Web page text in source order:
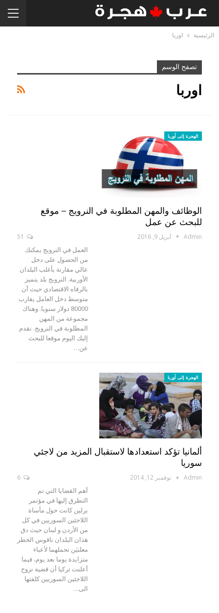
الرئيسية اوربا
تصفح الوسم
اوربا
الهجرة إلى أوربا
الوظائف والمهن المطلوبة في النرويج – موقع
للبحث عن عمل
Admin أبريل 9, 2016
العمل في النرويج يمكنك
من الحصول على دخل
عالي مقارنة بأغلب البلدان
الأوربية. النرويج بلد يتميز
بالرفاه الاقتصادي حيث أن
متوسط دخل العامل يقارب
80000 دولار سنويا. وهناك
مجموعة من المهن
المطلوبة في النرويج. نقدم
إليك اليوم موقعا للبحث
عن…
الهجرة إلى أوربا
ألمانيا تؤكد استعدادها لاستقبال المزيد من لاجئي
سوريا
Admin نوفمبر 12, 2014
أهم القضايا التي تم
التطرق إليها في مؤتمر
برلين كانت حول مأساة
اللاجئين السوريين في كل
من الأردن و لبنان حيث دق
هذان البلدان ناقوس الخطر
معلنيَن تحملهما لأعباء
متزايدة يوما بعد يوم، فيما
أعلنت تركيا أن قضية نزوح
اللاجئين السوريين كلفتها
الى…